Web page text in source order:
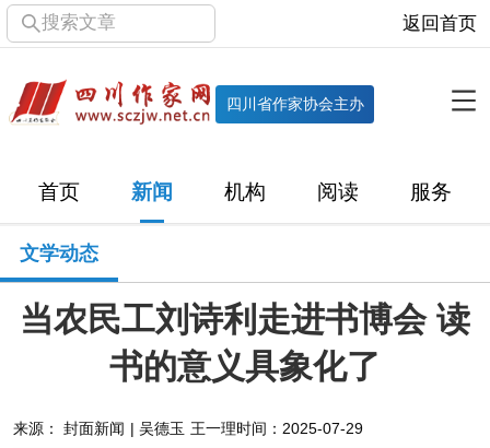
搜索文章 返回首页
四川省作家协会主办
首页 新闻 机构 阅读 服务
机构
直属单位 团体会员 主管社团 专门委员会
历届主席团
新闻
文学动态 作协工作
十百千 网络文学 万千百十
文学动态
当农民工刘诗利走进书博会 读
书的意义具象化了
来源： 封面新闻 | 吴德玉 王一理时间：2025-07-29